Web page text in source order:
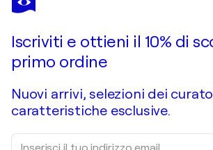
Iscriviti e ottieni il 10% di
primo ordine
Nuovi arrivi, selezioni dei
caratteristiche esclusive.